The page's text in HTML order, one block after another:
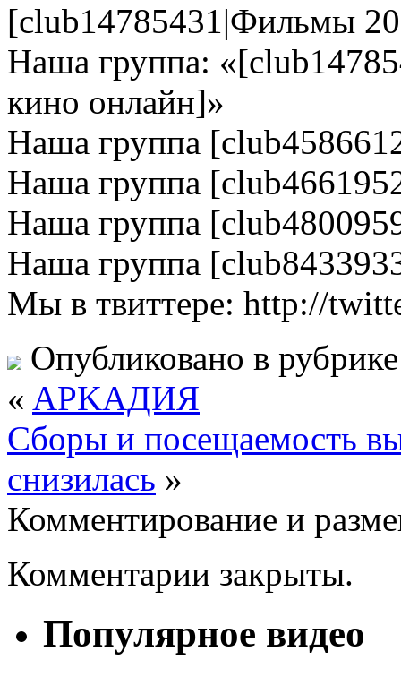
[club14785431|Фильмы
Наша группа:
кино онлайн]»
Наша группа
Наша группа
Наша группа
Наша группа
Мы в твиттере: http://
Опубликовано в
« APKAДИЯ
Сборы и посещаемость
снизилась »
Комментирование и
Комментарии закрыты.
Популярное видео